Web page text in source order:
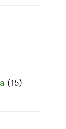
(15)